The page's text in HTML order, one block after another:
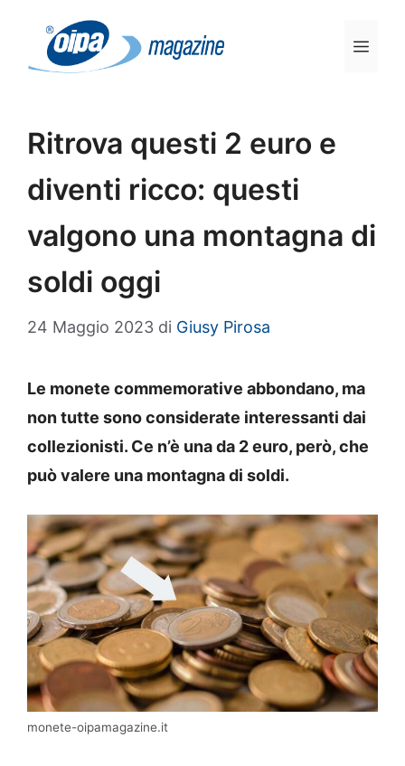
contenuto
Ritrova questi 2 euro e
diventi ricco: questi
valgono una montagna di
soldi oggi
24 Maggio 2023 di Giusy Pirosa
Le monete commemorative abbondano, ma
non tutte sono considerate interessanti dai
collezionisti. Ce n’è una da 2 euro, però, che
può valere una montagna di soldi.
monete-oipamagazine.it